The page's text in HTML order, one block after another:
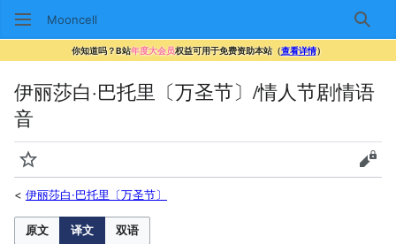
Mooncell 搜索
你知道吗？B站年度大会员权益可用于免费资助本站（查看详情）
伊丽莎白·巴托里〔万圣节〕/情人节剧情语
音
监视
查看
< 伊丽莎白·巴托里〔万圣节〕
原文 译文 双语